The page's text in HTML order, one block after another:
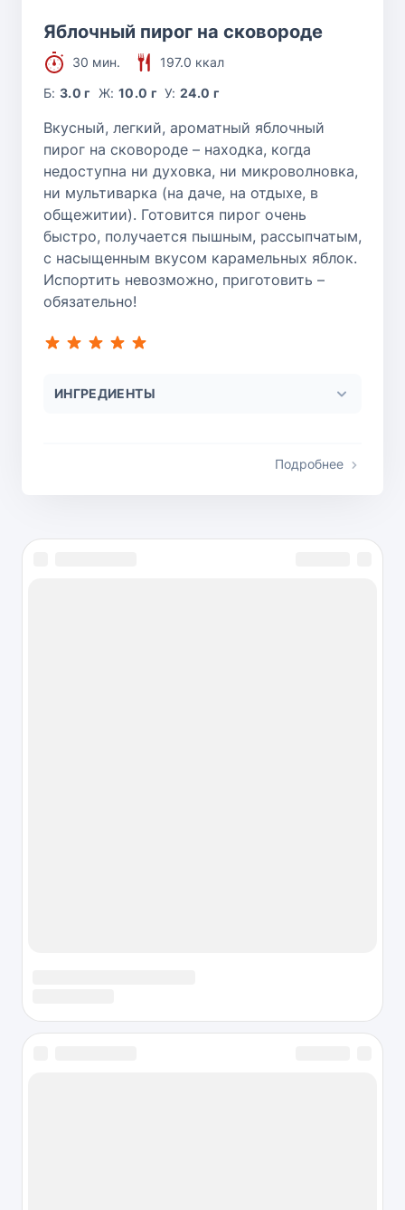
Яблочный пирог на сковороде
30 мин.
197.0 ккал
Б:3.0 г Ж: 10.0 г У:24.0 г
Вкусный, легкий, ароматный яблочный
пирог на сковороде – находка, когда
недоступна ни духовка, ни микроволновка,
ни мультиварка (на даче, на отдыхе, в
общежитии). Готовится пирог очень
быстро, получается пышным, рассыпчатым,
с насыщенным вкусом карамельных яблок.
Испортить невозможно, приготовить –
обязательно!
ИНГРЕДИЕНТЫ
Подробнее